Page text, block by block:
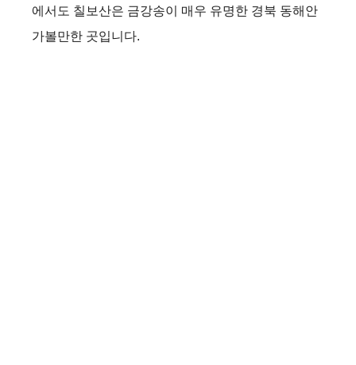
에서도 칠보산은 금강송이 매우 유명한 경북 동해안
가볼만한 곳입니다.